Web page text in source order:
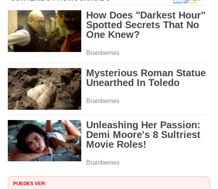
PUEDES VER: